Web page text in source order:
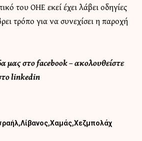
του ΟΗΕ εκεί έχει λάβει οδηγίες
τρόπο για να συνεχίσει η παροχή
μας στο facebook– ακολουθείστε
linkedin
Λίβανος Χαμάς Χεζμπολάχ